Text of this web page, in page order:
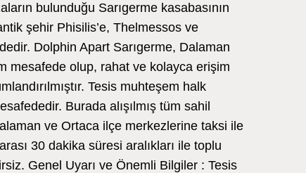
bulunduğu Sarıgerme kasabasının
şehir Phisilis’e, Thelmessos ve
Dolphin Apart Sarıgerme, Dalaman
mesafede olup, rahat ve kolayca erişim
Tesis muhteşem halk
Burada alışılmış tüm sahil
ve Ortaca ilçe merkezlerine taksi ile
30 dakika süresi aralıkları ile toplu
Genel Uyarı ve Önemli Bilgiler : Tesis